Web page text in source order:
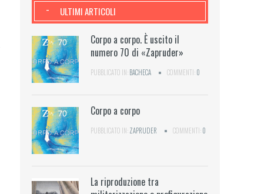
ULTIMI ARTICOLI
-
Corpo a corpo. È uscito il
numero 70 di «Zapruder»
PUBBLICATO IN:BACHECA COMMENTI:0
Corpo a corpo
PUBBLICATO IN:ZAPRUDER COMMENTI:0
La riproduzione tra